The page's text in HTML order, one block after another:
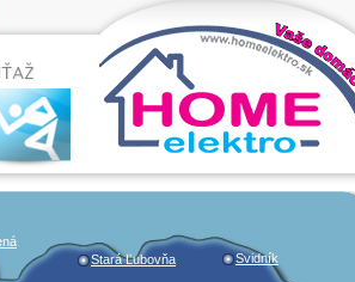
Stará Ľubovňa Svidník